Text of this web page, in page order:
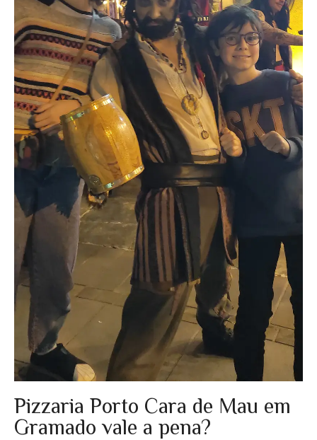
Pizzaria Porto Cara de Mau em
Gramado vale a pena?